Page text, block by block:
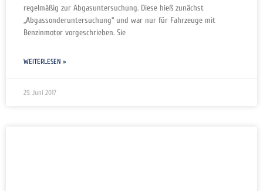
regelmäßig zur Abgasuntersuchung. Diese hieß zunächst
„Abgassonderuntersuchung“ und war nur für Fahrzeuge mit
Benzinmotor vorgeschrieben. Sie
WEITERLESEN »
29. Juni 2017